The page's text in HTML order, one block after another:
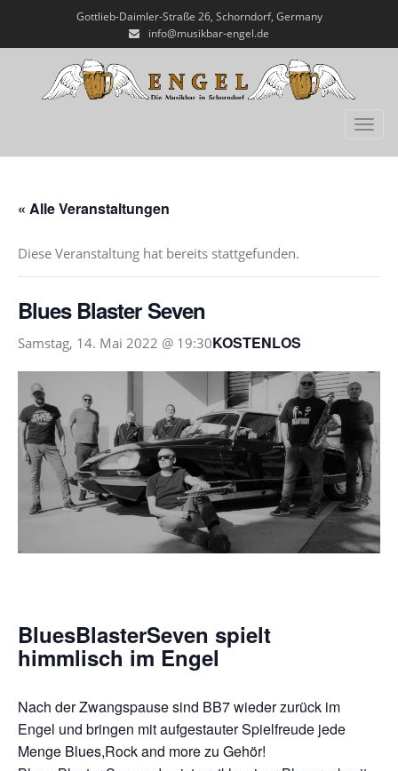
Gottlieb-Daimler-Straße 26, Schorndorf, Germany
info@musikbar-engel.de
« Alle Veranstaltungen
Diese Veranstaltung hat bereits stattgefunden.
Blues Blaster Seven
Samstag, 14. Mai 2022 @ 19:30KOSTENLOS
BluesBlasterSeven spielt
himmlisch im Engel
Nach der Zwangspause sind BB7 wieder zurück im
Engel und bringen mit aufgestauter Spielfreude jede
Menge Blues,Rock and more zu Gehör!